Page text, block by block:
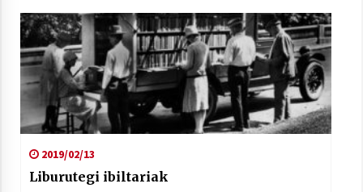
2019/02/13
Liburutegi ibiltariak